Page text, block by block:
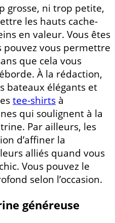
grosse, ni trop petite,
les hauts cache-
en valeur. Vous êtes
pouvez vous permettre
que cela vous
À la rédaction,
bateaux élégants et
tee-shirts à
qui soulignent à la
Par ailleurs, les
d’affiner la
alliés quand vous
Vous pouvez le
selon l’occasion.
généreuse